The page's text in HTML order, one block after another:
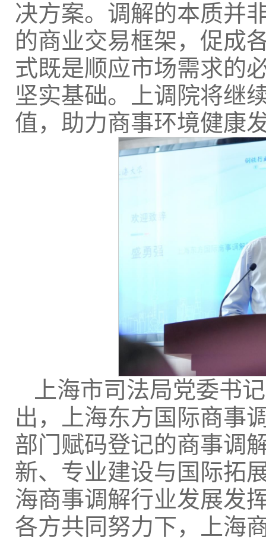
决方案。调解的本质并
的商业交易框架，促成
式既是顺应市场需求的
坚实基础。上调院将继
值，助力商事环境健康
上海市司法局党委书
出，上海东方国际商事
部门赋码登记的商事调
新、专业建设与国际拓
海商事调解行业发展发
各方共同努力下，上海